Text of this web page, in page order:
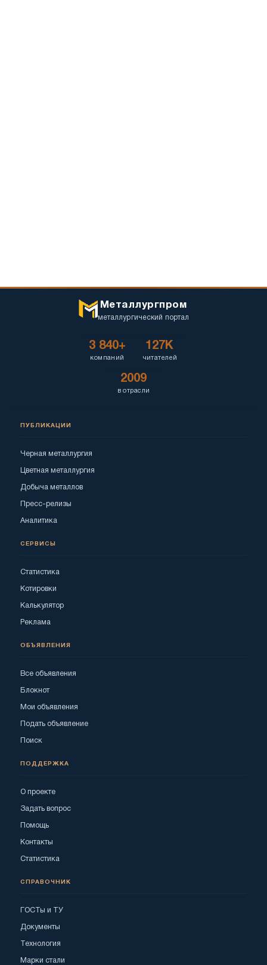
Металлургпром
металлургический портал
3 840+
компаний
127K
читателей
2009
в отрасли
ПУБЛИКАЦИИ
Черная металлургия
Цветная металлургия
Добыча металлов
Пресс-релизы
Аналитика
СЕРВИСЫ
Статистика
Котировки
Калькулятор
Реклама
ОБЪЯВЛЕНИЯ
Все объявления
Блокнот
Мои объявления
Подать объявление
Поиск
ПОДДЕРЖКА
О проекте
Задать вопрос
Помощь
Контакты
Статистика
СПРАВОЧНИК
ГОСТы и ТУ
Документы
Технология
Марки стали